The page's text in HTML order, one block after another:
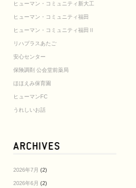
ヒューマン・コミュニティ新大工
ヒューマン・コミュニティ福田
ヒューマン・コミュニティ福田Ⅱ
リハプラスあたご
安心センター
保険調剤 公会堂前薬局
ほほえみ保育園
ヒューマンFC
うれしいお話
2026年7月 (2)
2026年6月 (2)